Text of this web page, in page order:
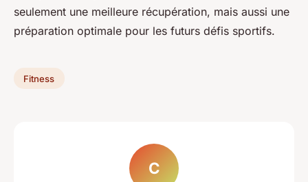
seulement une meilleure récupération, mais aussi une
préparation optimale pour les futurs défis sportifs.
Fitness
C